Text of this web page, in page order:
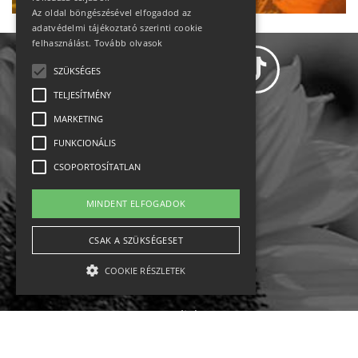
Állásajánlatok
Impresszum-kapcsolat
Jogi nyilatkozat
English
Az oldal böngészésével elfogadod az
adatvédelmi tájékoztató szerinti cookie
felhasználást. Tovább olvasok
SZÜKSÉGES
TELJESÍTMÉNY
MARKETING
FUNKCIONÁLIS
CSOPORTOSÍTATLAN
MINDENT ELFOGADOK
CSAK A SZÜKSÉGESET
COOKIE RÉSZLETEK